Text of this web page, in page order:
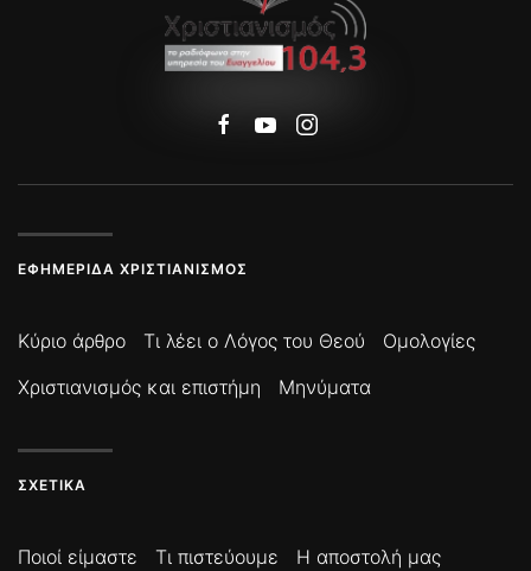
ΕΦΗΜΕΡΊΔΑ ΧΡΙΣΤΙΑΝΙΣΜΌΣ
Κύριο άρθρο Τι λέει ο Λόγος του Θεού
Ομολογίες
Χριστιανισμός και επιστήμη
Μηνύματα
ΣΧΕΤΙΚΆ
Ποιοί είμαστε Τι πιστεύουμε Η αποστολή μας